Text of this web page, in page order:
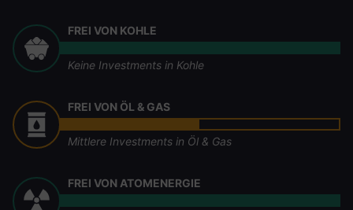
FREI VON KOHLE
Keine Investments in Kohle
FREI VON ÖL & GAS
Mittlere Investments in Öl & Gas
FREI VON ATOMENERGIE